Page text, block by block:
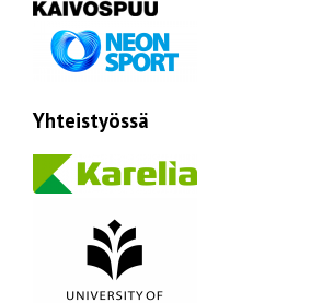
Yhteistyössä